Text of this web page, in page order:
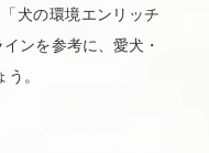
犬の環境エンリッチ
ンを参考に、愛犬・
。